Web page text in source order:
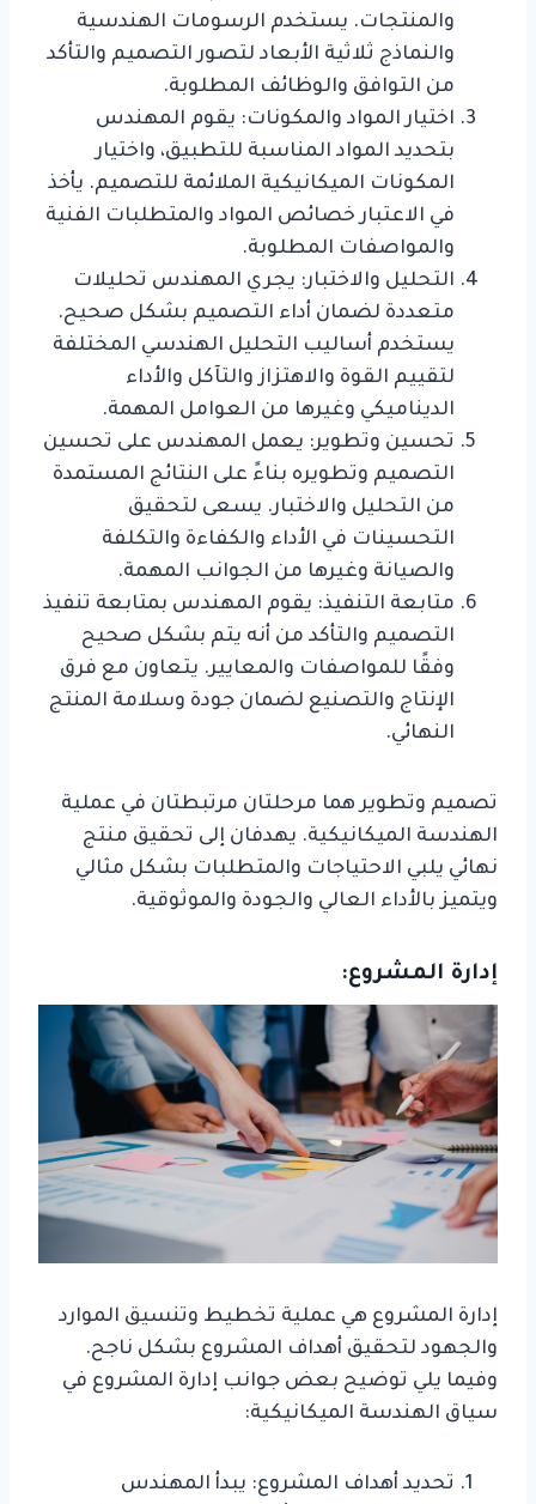
والمنتجات. يستخدم الرسومات الهندسية
والنماذج ثلاثية الأبعاد لتصور التصميم والتأكد
من التوافق والوظائف المطلوبة.
اختيار المواد والمكونات: يقوم المهندس
بتحديد المواد المناسبة للتطبيق، واختيار
المكونات الميكانيكية الملائمة للتصميم. يأخذ
في الاعتبار خصائص المواد والمتطلبات الفنية
والمواصفات المطلوبة.
التحليل والاختبار: يجري المهندس تحليلات
متعددة لضمان أداء التصميم بشكل صحيح.
يستخدم أساليب التحليل الهندسي المختلفة
لتقييم القوة والاهتزاز والتآكل والأداء
الديناميكي وغيرها من العوامل المهمة.
تحسين وتطوير: يعمل المهندس على تحسين
التصميم وتطويره بناءً على النتائج المستمدة
من التحليل والاختبار. يسعى لتحقيق
التحسينات في الأداء والكفاءة والتكلفة
والصيانة وغيرها من الجوانب المهمة.
متابعة التنفيذ: يقوم المهندس بمتابعة تنفيذ
التصميم والتأكد من أنه يتم بشكل صحيح
وفقًا للمواصفات والمعايير. يتعاون مع فرق
الإنتاج والتصنيع لضمان جودة وسلامة المنتج
النهائي.
تصميم وتطوير هما مرحلتان مرتبطتان في عملية
الهندسة الميكانيكية. يهدفان إلى تحقيق منتج
نهائي يلبي الاحتياجات والمتطلبات بشكل مثالي
ويتميز بالأداء العالي والجودة والموثوقية.
إدارة المشروع:
إدارة المشروع هي عملية تخطيط وتنسيق الموارد
والجهود لتحقيق أهداف المشروع بشكل ناجح.
وفيما يلي توضيح بعض جوانب إدارة المشروع في
سياق الهندسة الميكانيكية:
تحديد أهداف المشروع: يبدأ المهندس